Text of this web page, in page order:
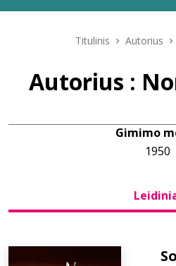
Leidiniai
Titulinis Autorius
Autorius :
Gimimo
1950